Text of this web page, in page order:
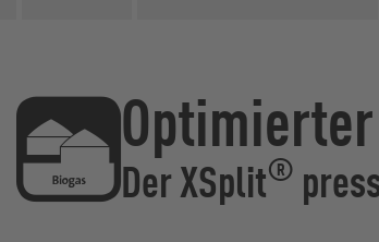
Der XSplit®